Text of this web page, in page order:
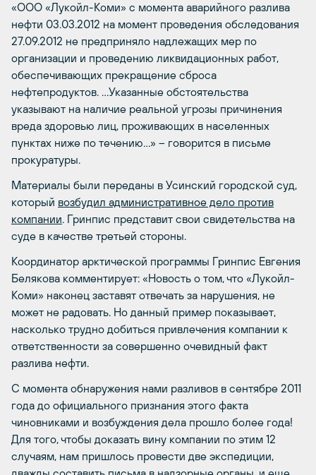
«ООО «Лукойл-Коми» с момента аварийного разлива
нефти 03.03.2012 на момент проведения обследования
27.09.2012 не предприняло надлежащих мер по
организации и проведению ликвидационных работ,
обеспечивающих прекращение сброса
нефтепродуктов. …Указанные обстоятельства
указывают на наличие реальной угрозы причинения
вреда здоровью лиц, проживающих в населенных
пунктах ниже по течению…» – говорится в письме
прокуратуры.
Материалы были переданы в Усинский городской суд,
который возбудил административное дело против
компании. Гринпис представит свои свидетельства на
суде в качестве третьей стороны.
Координатор арктической программы Гринпис Евгения
Белякова комментирует: «Новость о том, что «Лукойл-
Коми» наконец заставят отвечать за нарушения, не
может не радовать. Но данный пример показывает,
насколько трудно добиться привлечения компании к
ответственности за совершенно очевидный факт
разлива нефти.
С момента обнаружения нами разливов в сентябре 2011
года до официального признания этого факта
чиновниками и возбуждения дела прошло более года!
Для того, чтобы доказать вину компании по этим 12
случаям, нам пришлось провести две экспедиции,